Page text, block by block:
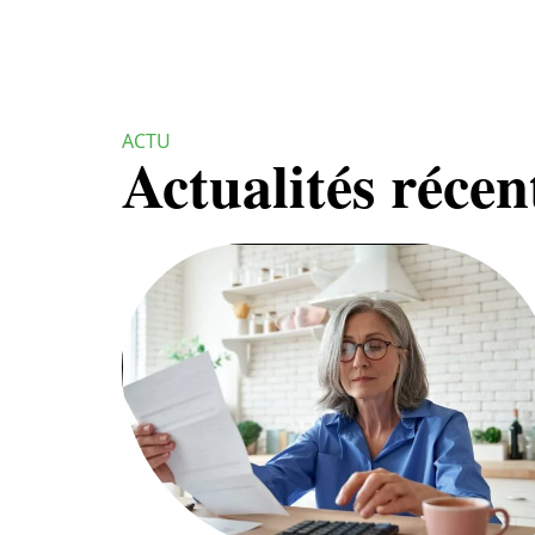
ACTU
Actualités